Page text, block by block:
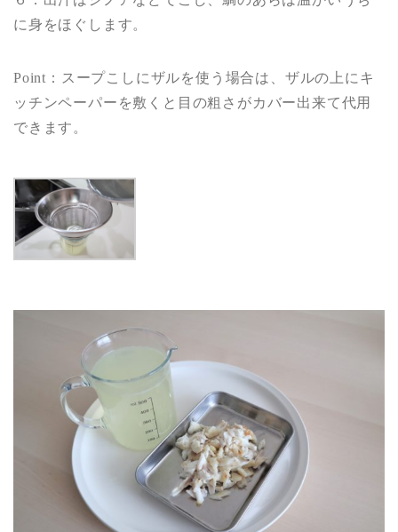
に身をほぐします。
Point：スープこしにザルを使う場合は、ザルの上にキ
ッチンペーパーを敷くと目の粗さがカバー出来て代用
できます。